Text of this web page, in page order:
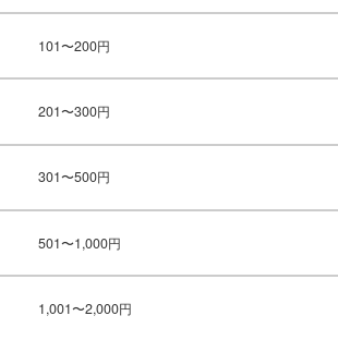
101〜200円
201〜300円
301〜500円
501〜1,000円
1,001〜2,000円